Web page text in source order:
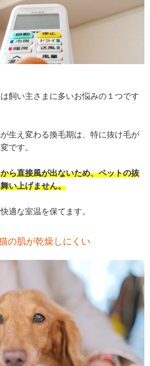
は飼い主さまに多いお悩みの１つです
生え変わる換毛期は、特に抜け毛が
です。
ら直接風が出ないため、ペットの抜
い上げません。
適な室温を保てます。
の肌が乾燥しにくい